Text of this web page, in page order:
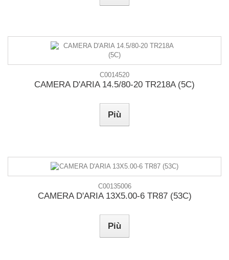
C0014520
CAMERA D'ARIA 14.5/80-20 TR218A (5C)
Più
C00135006
CAMERA D'ARIA 13X5.00-6 TR87 (53C)
Più